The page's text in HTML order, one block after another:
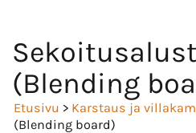
(Blending
Etusivu > Karstaus ja
(Blending board)